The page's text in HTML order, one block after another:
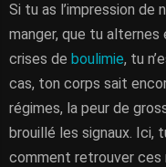
Si tu as l’impression de
manger, que tu
crises de boulimie, tu
cas, ton corps sait
régimes, la peur de
brouillé les signaux. Ici,
comment retrouver ces